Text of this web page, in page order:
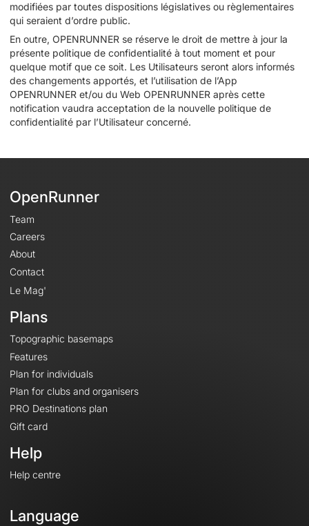
modifiées par toutes dispositions législatives ou règlementaires
qui seraient d’ordre public.
En outre, OPENRUNNER se réserve le droit de mettre à jour la
présente politique de confidentialité à tout moment et pour
quelque motif que ce soit. Les Utilisateurs seront alors informés
des changements apportés, et l’utilisation de l’App
OPENRUNNER et/ou du Web OPENRUNNER après cette
notification vaudra acceptation de la nouvelle politique de
confidentialité par l’Utilisateur concerné.
OpenRunner
Team
Careers
About
Contact
Le Mag'
Plans
Topographic basemaps
Features
Plan for individuals
Plan for clubs and organisers
PRO Destinations plan
Gift card
Help
Help centre
Language